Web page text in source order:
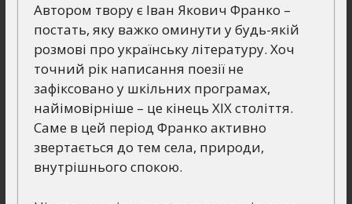
Автором твору є Іван Якович Франко –
постать, яку важко оминути у будь-якій
розмові про українську літературу. Хоч
точний рік написання поезії не
зафіксовано у шкільних програмах,
найімовірніше – це кінець ХІХ століття.
Саме в цей період Франко активно
звертається до тем села, природи,
внутрішнього спокою.